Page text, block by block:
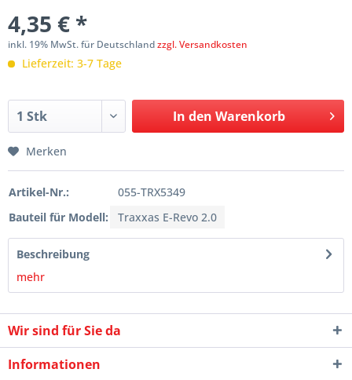
4,35 € *
inkl. 19% MwSt. für Deutschlandzzgl. Versandkosten
Lieferzeit: 3-7 Tage
In den Warenkorb
Merken
Artikel-Nr.:
055-TRX5349
Bauteil für Modell:
Traxxas E-Revo 2.0
Beschreibung
mehr
Wir sind für Sie da
Informationen